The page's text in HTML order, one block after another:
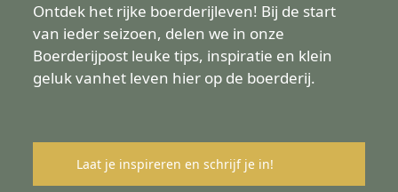
Ontdek het rijke boerderijleven! Bij de start
van ieder seizoen, delen we in onze
Boerderijpost leuke tips, inspiratie en klein
geluk vanhet leven hier op de boerderij.
Laat je inspireren en schrijf je in!